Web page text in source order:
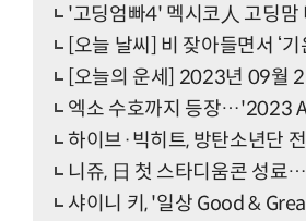
'고딩엄빠4' 멕시코人 고딩맘
[오늘 날씨] 비 잦아들면서 ‘
[오늘의 운세] 2023년 09월
엑소 수호까지 등장…'2023
하이브·빅히트, 방탄소년단
니쥬, 日 첫 스타디움콘 성료
샤이니 키, '일상 Good &